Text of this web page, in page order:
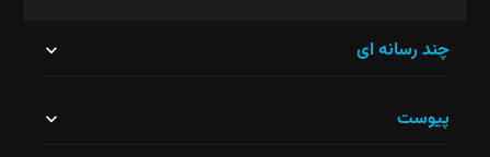
نباید
چند رسانه ای
پیوست